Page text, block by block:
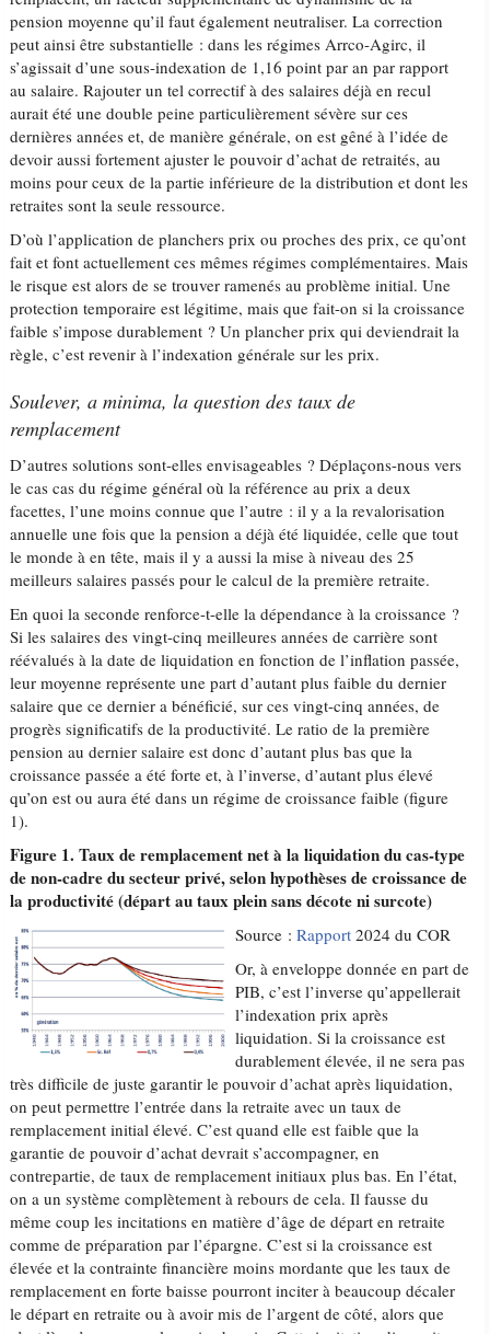
pension moyenne qu’il faut également neutraliser. La correction
peut ainsi être substantielle : dans les régimes Arrco-Agirc, il
s’agissait d’une sous-indexation de 1,16 point par an par rapport
au salaire. Rajouter un tel correctif à des salaires déjà en recul
aurait été une double peine particulièrement sévère sur ces
dernières années et, de manière générale, on est gêné à l’idée de
devoir aussi fortement ajuster le pouvoir d’achat de retraités, au
moins pour ceux de la partie inférieure de la distribution et dont les
retraites sont la seule ressource.
D’où l’application de planchers prix ou proches des prix, ce qu’ont
fait et font actuellement ces mêmes régimes complémentaires. Mais
le risque est alors de se trouver ramenés au problème initial. Une
protection temporaire est légitime, mais que fait-on si la croissance
faible s’impose durablement ? Un plancher prix qui deviendrait la
règle, c’est revenir à l’indexation générale sur les prix.
Soulever, a minima, la question des taux de
remplacement
D’autres solutions sont-elles envisageables ? Déplaçons-nous vers
le cas cas du régime général où la référence au prix a deux
facettes, l’une moins connue que l’autre : il y a la revalorisation
annuelle une fois que la pension a déjà été liquidée, celle que tout
le monde à en tête, mais il y a aussi la mise à niveau des 25
meilleurs salaires passés pour le calcul de la première retraite.
En quoi la seconde renforce-t-elle la dépendance à la croissance ?
Si les salaires des vingt-cinq meilleures années de carrière sont
réévalués à la date de liquidation en fonction de l’inflation passée,
leur moyenne représente une part d’autant plus faible du dernier
salaire que ce dernier a bénéficié, sur ces vingt-cinq années, de
progrès significatifs de la productivité. Le ratio de la première
pension au dernier salaire est donc d’autant plus bas que la
croissance passée a été forte et, à l’inverse, d’autant plus élevé
qu’on est ou aura été dans un régime de croissance faible (figure
1).
Figure 1. Taux de remplacement net à la liquidation du cas-type
de non-cadre du secteur privé, selon hypothèses de croissance de
la productivité (départ au taux plein sans décote ni surcote)
Source : Rapport2024 du COR
Or, à enveloppe donnée en part de
PIB, c’est l’inverse qu’appellerait
l’indexation prix après
liquidation. Si la croissance est
durablement élevée, il ne sera pas
très difficile de juste garantir le pouvoir d’achat après liquidation,
on peut permettre l’entrée dans la retraite avec un taux de
remplacement initial élevé. C’est quand elle est faible que la
garantie de pouvoir d’achat devrait s’accompagner, en
contrepartie, de taux de remplacement initiaux plus bas. En l’état,
on a un système complètement à rebours de cela. Il fausse du
même coup les incitations en matière d’âge de départ en retraite
comme de préparation par l’épargne. C’est si la croissance est
élevée et la contrainte financière moins mordante que les taux de
remplacement en forte baisse pourront inciter à beaucoup décaler
le départ en retraite ou à avoir mis de l’argent de côté, alors que